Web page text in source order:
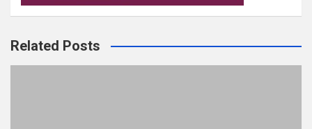
Related Posts